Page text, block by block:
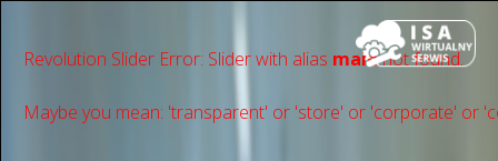
Revolution Slider Error: Slider with alias mainnot found.
Maybe you mean: 'transparent' or 'store' or 'сorporate' or